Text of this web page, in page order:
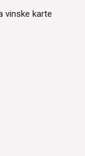
vinske karte